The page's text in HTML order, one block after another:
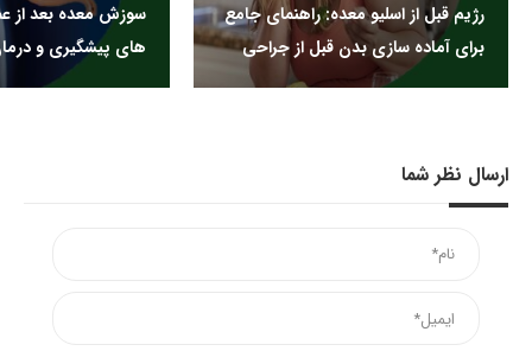
رژیم قبل از اسلیو معده: راهنمای جامع
برای آماده سازی بدن قبل از جراحی
سوزش معده بعد از
های پیشگیری و
ارسال نظر شما